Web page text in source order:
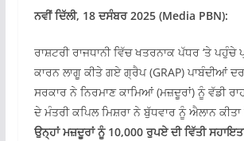
ਨਵੀਂ ਦਿੱਲੀ, 18 ਦਸੰਬਰ 2025 (Media PBN):
ਰਾਸ਼ਟਰੀ ਰਾਜਧਾਨੀ ਵਿੱਚ ਖਤਰਨਾਕ ਪੱਧਰ ‘ਤੇ
ਕਾਰਨ ਲਾਗੂ ਕੀਤੇ ਗਏ ਗ੍ਰੈਪ (GRAP) ਪਾਬੰਦੀਆਂ
ਸਰਕਾਰ ਨੇ ਨਿਰਮਾਣ ਕਾਮਿਆਂ (ਮਜ਼ਦੂਰਾਂ) ਨੂੰ ਵੱਡੀ
ਦੇ ਮੰਤਰੀ ਕਪਿਲ ਮਿਸ਼ਰਾ ਨੇ ਬੁੱਧਵਾਰ ਨੂੰ ਐਲਾਨ ਕੀਤਾ
ਉਨ੍ਹਾਂ ਮਜ਼ਦੂਰਾਂ ਨੂੰ 10,000 ਰੁਪਏ ਦੀ ਵਿੱਤੀ